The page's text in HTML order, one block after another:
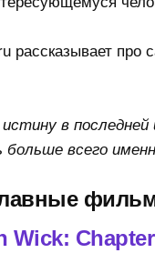
рассказывает
в
больше всего
Wick: